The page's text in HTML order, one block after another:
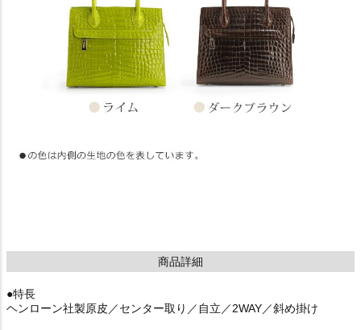
商品詳細
●特長
ヘンローン社製原皮／センター取り／自立／2WAY／斜め掛け